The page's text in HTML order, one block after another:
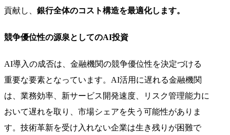
貢献し、 銀行全体のコスト構造を最適化します。
競争優位性の源泉としてのAI投資
AI導入の成否は、金融機関の競争優位性を決定づける
重要な要素となっています。AI活用に遅れる金融機関
は、業務効率、新サービス開発速度、リスク管理能力に
おいて遅れを取り、市場シェアを失う可能性がありま
す。技術革新を受け入れない企業は生き残りが困難で